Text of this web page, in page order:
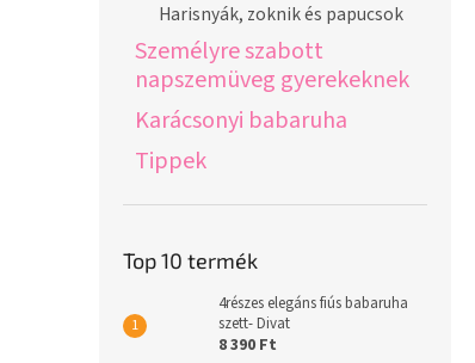
Harisnyák, zoknik és papucsok
Személyre szabott
napszemüveg gyerekeknek
Karácsonyi babaruha
Tippek
Top 10 termék
4részes elegáns fiús babaruha
szett- Divat
8 390 Ft